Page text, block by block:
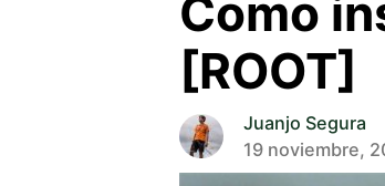
Como
[ROOT]
Juanjo Segura
19 noviembre,